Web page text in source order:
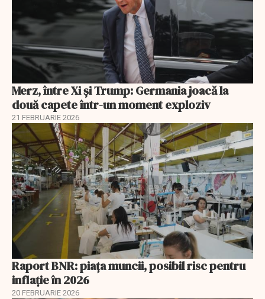
Merz, între Xi și Trump: Germania joacă la
două capete într-un moment exploziv
21 FEBRUARIE 2026
Raport BNR: piața muncii, posibil risc pentru
inflație în 2026
20 FEBRUARIE 2026